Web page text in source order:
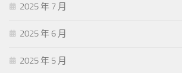
2025 年 7 月
2025 年 6 月
2025 年 5 月